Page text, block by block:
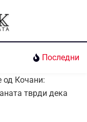
Последни